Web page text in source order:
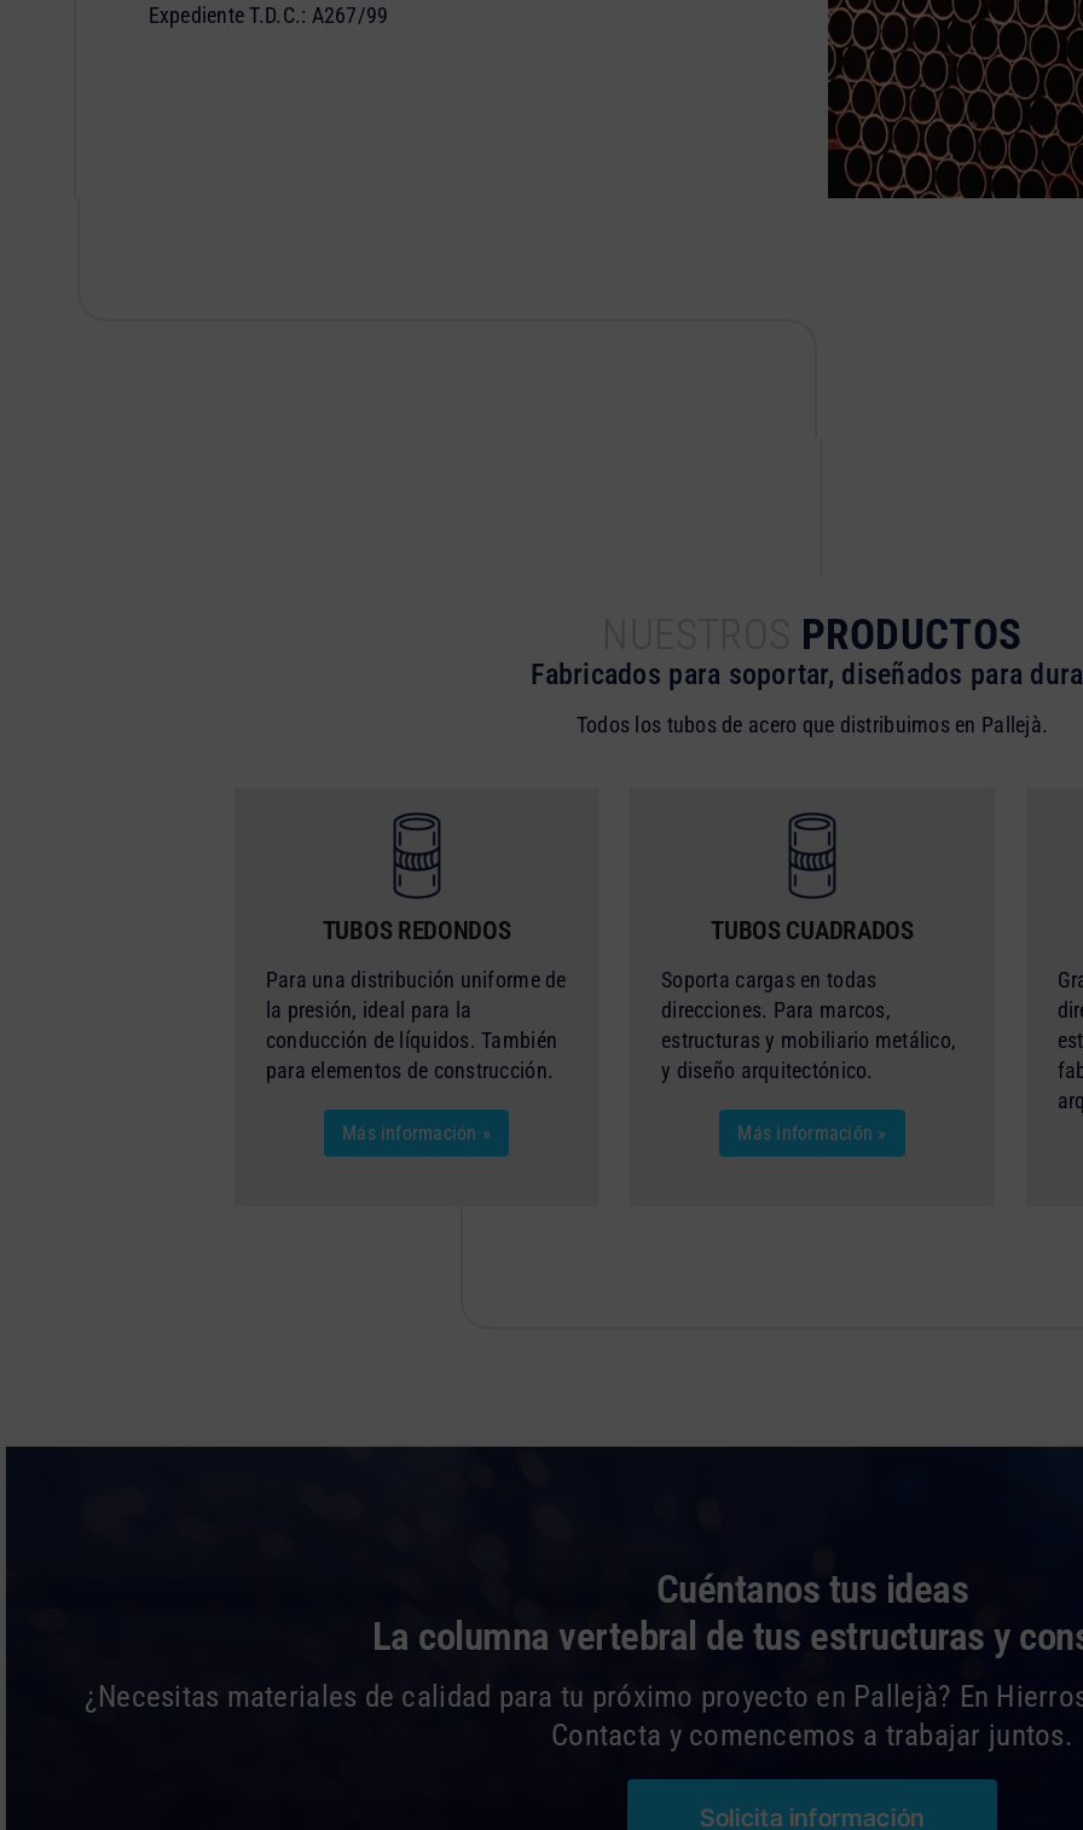
Expediente T.D.C.: A267/99
PRODUCTOS
Fabricados para soportar, diseñados para
Todos los tubos de acero que distribuimos en Pallejà.
TUBOS REDONDOS
Para una distribución uniforme de
la presión, ideal para la
conducción de líquidos. También
para elementos de construcción.
Más información »
TUBOS CUADRADOS
Soporta cargas en todas
direcciones. Para marcos,
estructuras y mobiliario metálico,
y diseño arquitectónico.
Más información »
Cuéntanos tus ideas
La columna vertebral de tus estructuras y
¿Necesitas materiales de calidad para tu próximo proyecto en Pallejà? En
Contacta y comencemos a trabajar juntos.
Solicita información